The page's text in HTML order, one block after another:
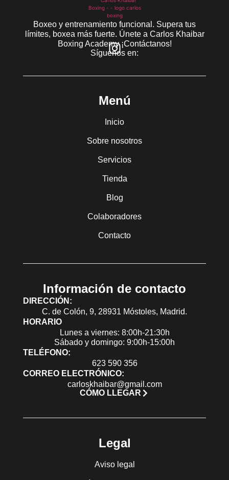
Boxeo y entrenamiento funcional. Supera tus
límites, boxea más fuerte. Únete a Carlos Khaibar
Boxing Academy ¡Contáctanos!
Síguenos en:
Menú
Inicio
Sobre nosotros
Servicios
Tienda
Blog
Colaboradores
Contacto
Información de contacto
DIRECCIÓN:
C. de Colón, 9, 28931 Móstoles, Madrid.
HORARIO
Lunes a viernes: 8:00h-21:30h
Sábado y domingo: 9:00h-15:00h
TELÉFONO:
623 590 356
CORREO ELECTRÓNICO:
carloskhaibar@gmail.com
CÓMO LLEGAR
Legal
Aviso legal